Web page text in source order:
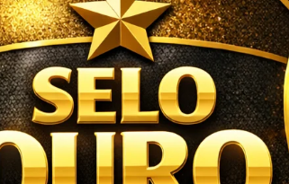
PEDREIRA
RIBEIRÃO PRETO